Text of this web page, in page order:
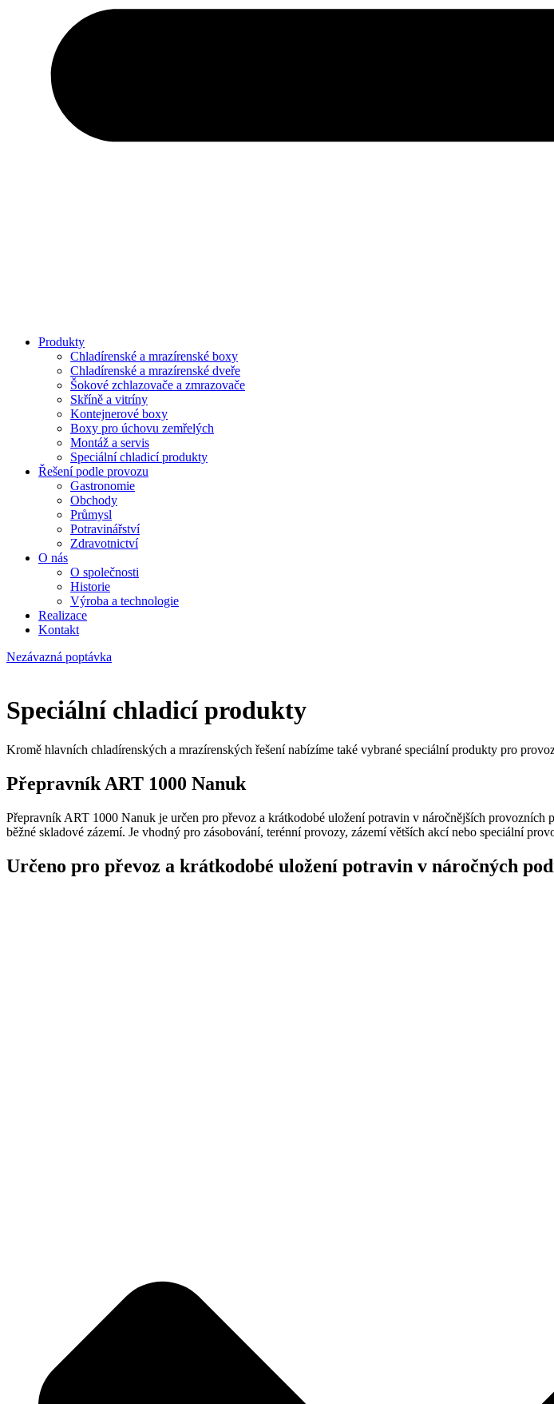
Produkty
Chladírenské a mrazírenské boxy
Chladírenské a mrazírenské dveře
Šokové zchlazovače a zmrazovače
Skříně a vitríny
Kontejnerové boxy
Boxy pro úchovu zemřelých
Montáž a servis
Speciální chladicí produkty
Řešení podle provozu
Gastronomie
Obchody
Průmysl
Potravinářství
Zdravotnictví
O nás
O společnosti
Historie
Výroba a technologie
Realizace
Kontakt
Nezávazná poptávka
Speciální chladicí produkty
Kromě hlavních chladírenských a mrazírenských řešení nabízíme také vybrané speciální produkty pro
Přepravník ART 1000 Nanuk
Přepravník ART 1000 Nanuk je určen pro převoz a krátkodobé uložení potravin v náročnějších
běžné skladové zázemí. Je vhodný pro zásobování, terénní provozy, zázemí větších akcí nebo speciální
Určeno pro převoz a krátkodobé uložení potravin v náročných